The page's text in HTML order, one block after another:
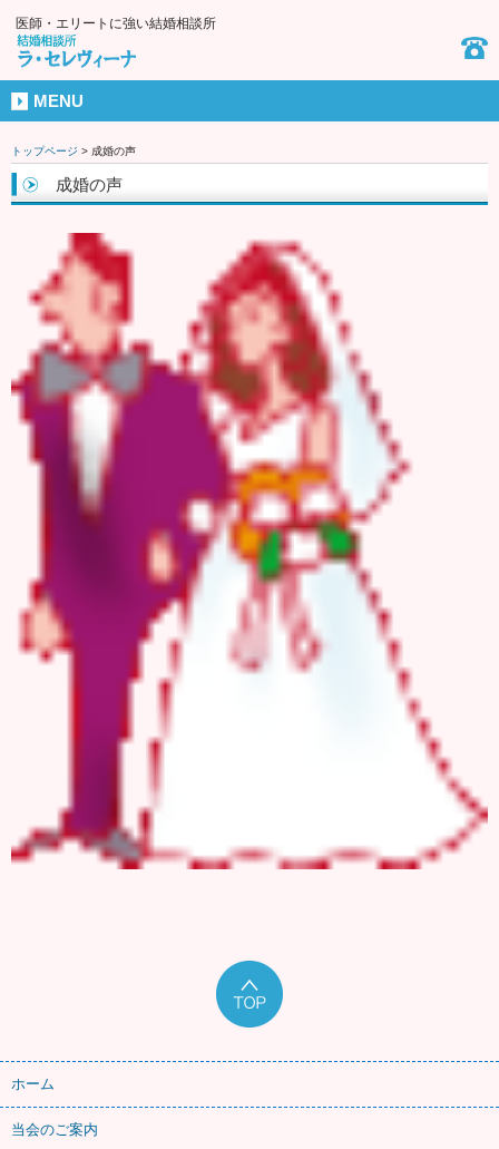
医師・エリートに強い結婚相談所
MENU
トップページ > 成婚の声
成婚の声
ホーム
当会のご案内